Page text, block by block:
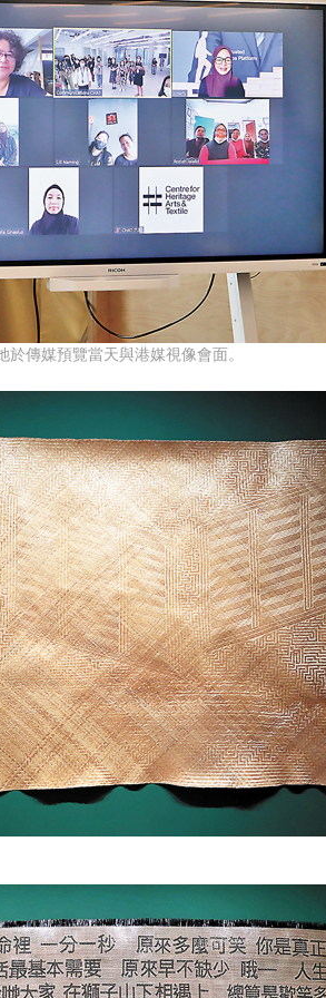
傳媒預覽當天與港媒視像會面。